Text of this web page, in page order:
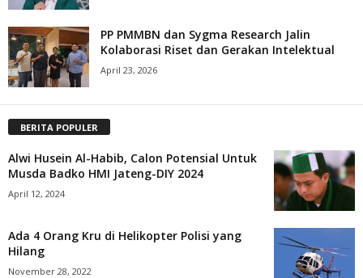
PP PMMBN dan Sygma Research Jalin
Kolaborasi Riset dan Gerakan Intelektual
April 23, 2026
BERITA POPULER
Alwi Husein Al-Habib, Calon Potensial Untuk
Musda Badko HMI Jateng-DIY 2024
April 12, 2024
Ada 4 Orang Kru di Helikopter Polisi yang
Hilang
November 28, 2022